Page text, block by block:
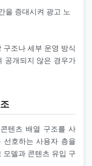
을 증대시켜 광고 노
조나 세부 운영 방식
공개되지 않은 경우가
텐츠 배열 구조를 사
선호하는 사용자 층을
델과 콘텐츠 유입 구